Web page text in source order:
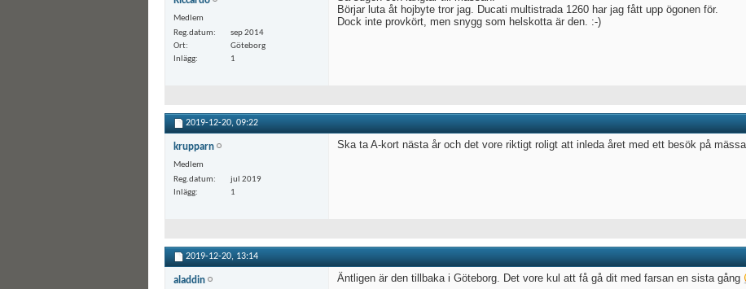
Medlem
Reg.datum
sep 2014
Ort
Göteborg
Inlägg
1
Börjar luta åt hojbyte tror jag. Ducati multistrada 1260 har jag fått upp ögonen för.
Dock inte provkört, men snygg som helskotta är den. :-)
2019-12-20, 09:22
krupparn
Medlem
Reg.datum
jul 2019
Inlägg
1
Ska ta A-kort nästa år och det vore riktigt roligt att inleda året med ett besök på
2019-12-20, 13:14
aladdin Äntligen är den tillbaka i Göteborg. Det vore kul att få gå dit med farsan en sista gång